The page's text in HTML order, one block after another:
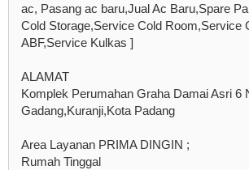
ac, Pasang ac baru,Jual Ac Baru,Spare
Cold Storage,Service Cold Room,Service
ABF,Service Kulkas ]
ALAMAT
Komplek Perumahan Graha Damai Asri 6
Gadang,Kuranji,Kota Padang
Area Layanan PRIMA DINGIN ;
Rumah Tinggal